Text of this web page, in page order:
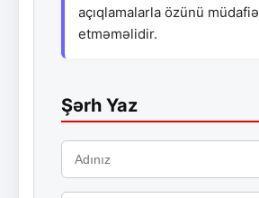
açıqlamalarla özünü müdafiə
etməməlidir.
Şərh Yaz